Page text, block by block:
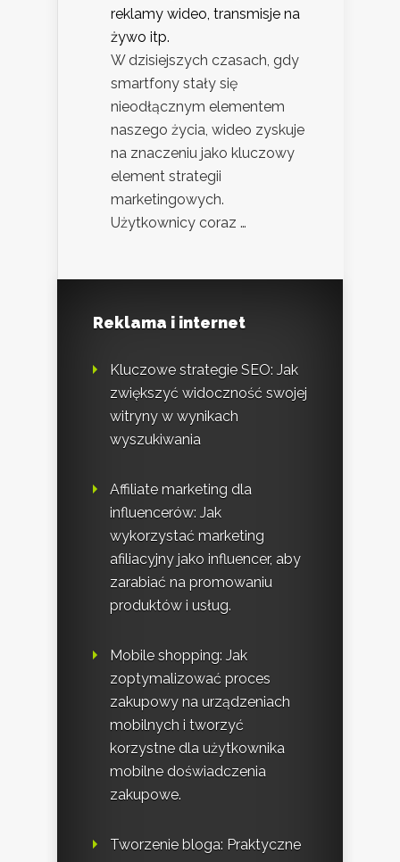
reklamy wideo, transmisje na
żywo itp.
W dzisiejszych czasach, gdy
smartfony stały się
nieodłącznym elementem
naszego życia, wideo zyskuje
na znaczeniu jako kluczowy
element strategii
marketingowych.
Użytkownicy coraz …
Reklama i internet
Kluczowe strategie SEO: Jak
zwiększyć widoczność swojej
witryny w wynikach
wyszukiwania
Affiliate marketing dla
influencerów: Jak
wykorzystać marketing
afiliacyjny jako influencer, aby
zarabiać na promowaniu
produktów i usług.
Mobile shopping: Jak
zoptymalizować proces
zakupowy na urządzeniach
mobilnych i tworzyć
korzystne dla użytkownika
mobilne doświadczenia
zakupowe.
Tworzenie bloga: Praktyczne